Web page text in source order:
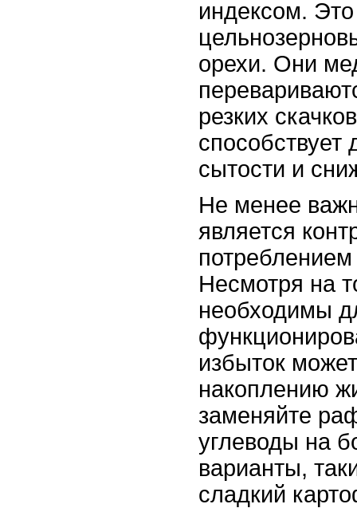
индексом.
орехи. Они
резких
способствует
сытости и
Не менее
является
потреблением
Несмотря на
необходимы
избыток
накоплению
заменяйте
углеводы на
варианты,
сладкий